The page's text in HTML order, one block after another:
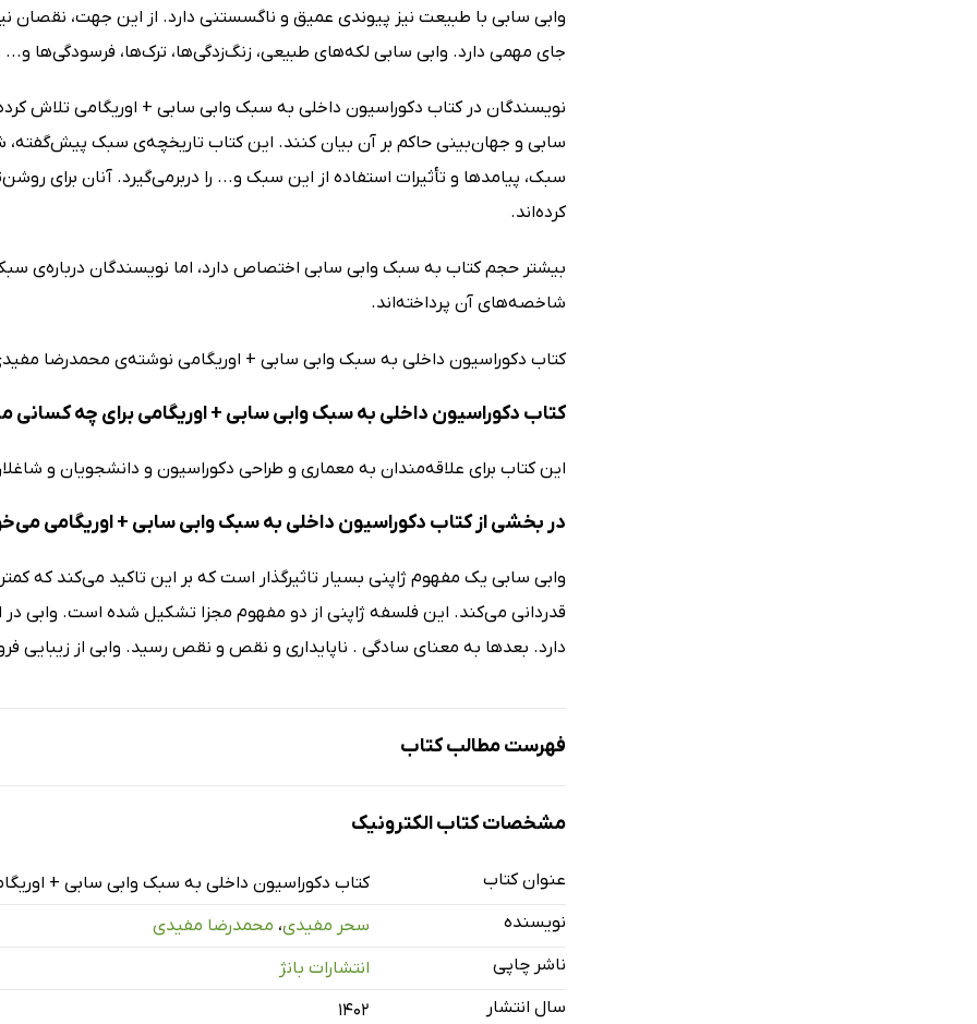
وابی سابی با طبیعت نیز پیوندی عمیق و ناگسستنی دارد. از این جهت،
جای مهمی دارد. وابی سابی لکه‌های طبیعی، زنگ‌زدگی‌ها، ترک‌ها، فرسودگی‌ها
نویسندگان در کتاب دکوراسیون داخلی به سبک وابی سابی + اوریگامی تلاش
سابی و جهان‌بینی حاکم بر آن بیان کنند. این کتاب تاریخچه‌ی سبک پیش‌گفته،
سبک، پیامدها و تأثیرات استفاده از این سبک و... را دربرمی‌گیرد. آنان برای
کرده‌اند.
بیشتر حجم کتاب به سبک وابی سابی اختصاص دارد، اما نویسندگان درباره‌ی
شاخصه‌های آن پرداخته‌اند.
کتاب دکوراسیون داخلی به سبک وابی سابی + اوریگامی نوشته‌ی محمدرضا
کتاب دکوراسیون داخلی به سبک وابی سابی + اوریگامی برای چه
این کتاب برای علاقه‌مندان به معماری و طراحی دکوراسیون و دانشجویان و
در بخشی از کتاب دکوراسیون داخلی به سبک وابی سابی + اوریگامی
وابی سابی یک مفهوم ژاپنی بسیار تاثیرگذار است که بر این تاکید می‌کند که
قدردانی می‌کند. این فلسفه ژاپنی از دو مفهوم مجزا تشکیل شده است. وابی در
دارد. بعدها به معنای سادگی . ناپایداری و نقص و نقص رسید. وابی از زیبایی
فهرست مطالب کتاب
درآمدی بر سبک وابی سابی
درآمدی بر سبک اوریگامی
مشخصات کتاب الکترونیک
عنوان کتاب
کتاب دکوراسیون داخلی به سبک وابی سابی +
نویسنده
سحر مفیدی، محمدرضا مفیدی
ناشر چاپی
انتشارات بانژ
سال انتشار
۱۴۰۲